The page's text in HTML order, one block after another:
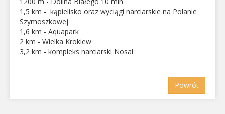
1,5 km - kąpielisko oraz wyciągi narciarskie na Polanie
Szymoszkowej
1,6 km - Aquapark
2 km - Wielka Krokiew
3,2 km - kompleks narciarski Nosal
Powrót